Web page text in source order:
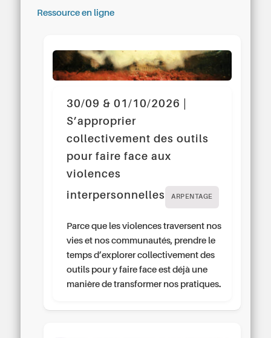
Ressource en ligne
30/09 & 01/10/2026 |
S’approprier
collectivement des outils
pour faire face aux
violences
interpersonnelles
ARPENTAGE
Parce que les violences traversent nos
vies et nos communautés, prendre le
temps d’explorer collectivement des
outils pour y faire face est déjà une
manière de transformer nos pratiques.